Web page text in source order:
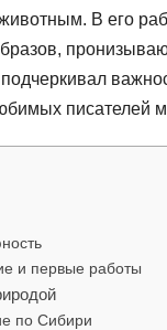
В его
подчеркивал
писателей
и первые работы
по Сибири